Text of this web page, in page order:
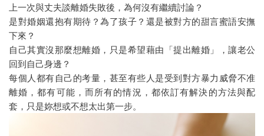
上一次與丈夫談離婚失敗後，為何沒有繼續討論？
是對婚姻還抱有期待？為了孩子？還是被對方的甜言蜜語安撫
下來？
自己其實沒那麼想離婚，只是希望藉由「提出離婚」，讓老公
回到自己身邊？
每個人都有自己的考量，甚至有些人是受到對方暴力威脅不准
離婚，都有可能，而所有的情況，都依訂有解決的方法與配
套，只是妳想或不想太出第一步。